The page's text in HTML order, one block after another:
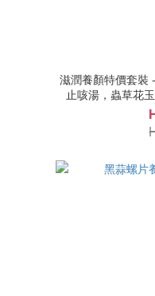
滋潤養顏特價套裝 - 燜燒壺焗湯系列 ( 無花果川貝
止咳湯，蟲草花